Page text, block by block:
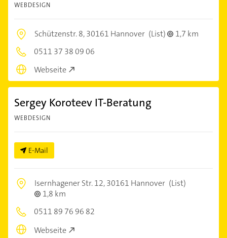
WEBDESIGN
Schützenstr. 8,30161 Hannover (List)
1,7 km
0511 37 38 09 06
Webseite
Sergey Koroteev IT-Beratung
WEBDESIGN
E-Mail
Isernhagener Str. 12,30161 Hannover (List)
1,8 km
0511 89 76 96 82
Webseite